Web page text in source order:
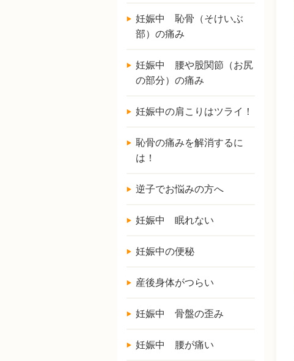
妊娠中 恥骨（そけいぶ
部）の痛み
妊娠中 腰や股関節（お尻
の部分）の痛み
妊娠中の肩こりはツライ！
恥骨の痛みを解消するに
は！
逆子でお悩みの方へ
妊娠中 眠れない
妊娠中の便秘
産後身体がつらい
妊娠中 骨盤の歪み
妊娠中 腰が痛い